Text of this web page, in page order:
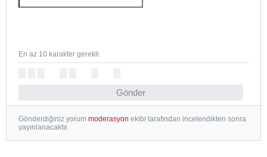
Gönder
En az 10 karakter gerekli
Gönderdiğiniz yorum moderasyon ekibi tarafından incelendikten sonra
yayınlanacaktır.